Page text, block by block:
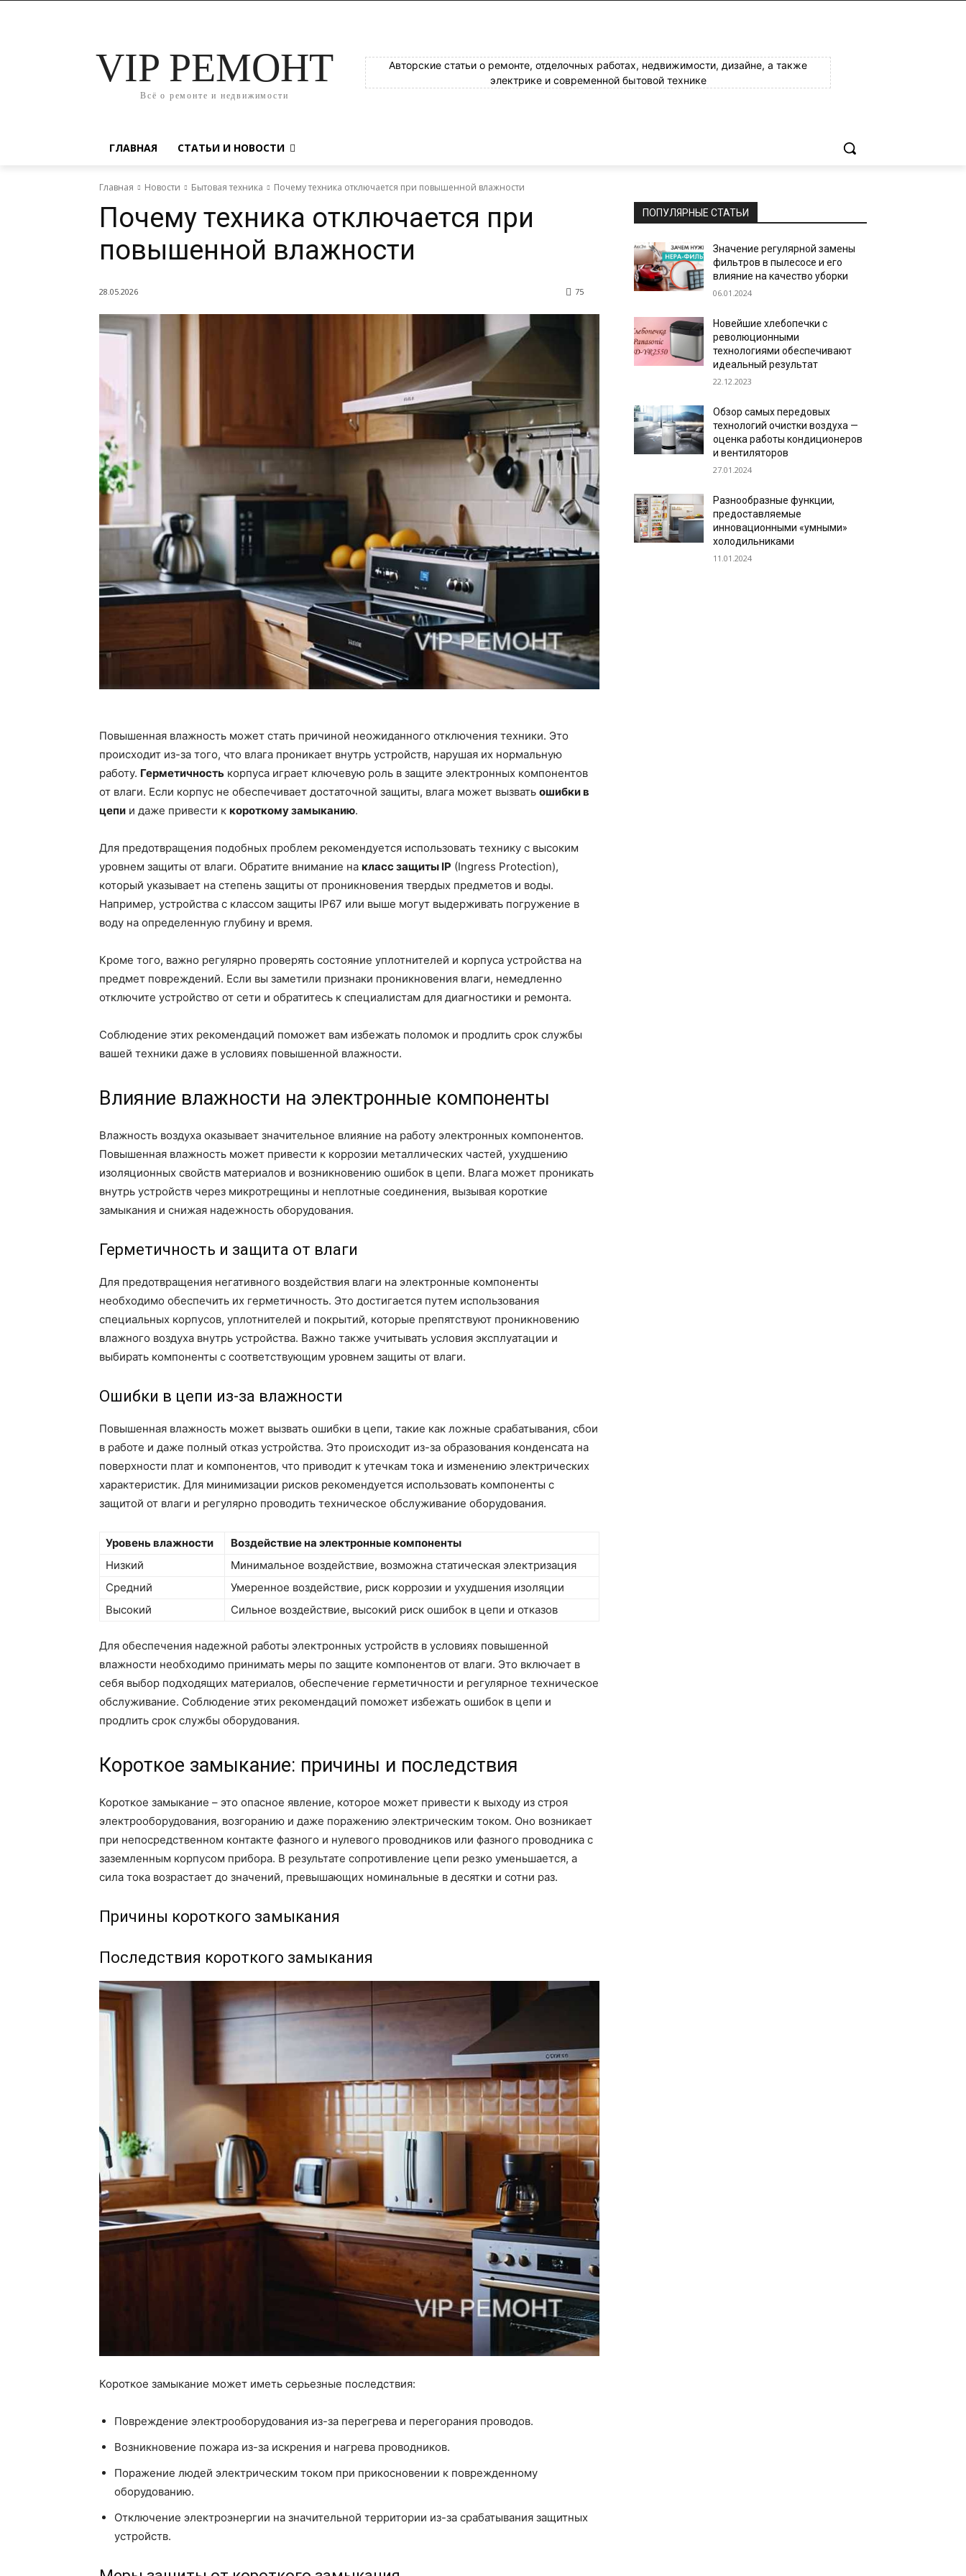
VIP РЕМОНТ
Всё о ремонте и недвижимости
Авторские статьи о ремонте, отделочных работах, недвижимости, дизайне, а также
электрике и современной бытовой технике
ГЛАВНАЯ СТАТЬИ И НОВОСТИ
Главная Новости Бытовая техника Почему техника отключается при повышенной влажности
Почему техника отключается при
повышенной влажности
28.05.2026 75
Повышенная влажность может стать причиной неожиданного отключения техники. Это
происходит из-за того, что влага проникает внутрь устройств, нарушая их нормальную
работу. Герметичность корпуса играет ключевую роль в защите электронных компонентов
от влаги. Если корпус не обеспечивает достаточной защиты, влага может вызвать ошибки в
цепи и даже привести к короткому замыканию.
Для предотвращения подобных проблем рекомендуется использовать технику с высоким
уровнем защиты от влаги. Обратите внимание на класс защиты IP (Ingress Protection),
который указывает на степень защиты от проникновения твердых предметов и воды.
Например, устройства с классом защиты IP67 или выше могут выдерживать погружение в
воду на определенную глубину и время.
Кроме того, важно регулярно проверять состояние уплотнителей и корпуса устройства на
предмет повреждений. Если вы заметили признаки проникновения влаги, немедленно
отключите устройство от сети и обратитесь к специалистам для диагностики и ремонта.
Соблюдение этих рекомендаций поможет вам избежать поломок и продлить срок службы
вашей техники даже в условиях повышенной влажности.
Влияние влажности на электронные компоненты
Влажность воздуха оказывает значительное влияние на работу электронных компонентов.
Повышенная влажность может привести к коррозии металлических частей, ухудшению
изоляционных свойств материалов и возникновению ошибок в цепи. Влага может проникать
внутрь устройств через микротрещины и неплотные соединения, вызывая короткие
замыкания и снижая надежность оборудования.
Герметичность и защита от влаги
Для предотвращения негативного воздействия влаги на электронные компоненты
необходимо обеспечить их герметичность. Это достигается путем использования
специальных корпусов, уплотнителей и покрытий, которые препятствуют проникновению
влажного воздуха внутрь устройства. Важно также учитывать условия эксплуатации и
выбирать компоненты с соответствующим уровнем защиты от влаги.
Ошибки в цепи из-за влажности
Повышенная влажность может вызвать ошибки в цепи, такие как ложные срабатывания, сбои
в работе и даже полный отказ устройства. Это происходит из-за образования конденсата на
поверхности плат и компонентов, что приводит к утечкам тока и изменению электрических
характеристик. Для минимизации рисков рекомендуется использовать компоненты с
защитой от влаги и регулярно проводить техническое обслуживание оборудования.
Уровень влажности
Воздействие на электронные компоненты
Низкий
Минимальное воздействие, возможна статическая электризация
Средний
Умеренное воздействие, риск коррозии и ухудшения изоляции
Высокий
Сильное воздействие, высокий риск ошибок в цепи и отказов
Для обеспечения надежной работы электронных устройств в условиях повышенной
влажности необходимо принимать меры по защите компонентов от влаги. Это включает в
себя выбор подходящих материалов, обеспечение герметичности и регулярное техническое
обслуживание. Соблюдение этих рекомендаций поможет избежать ошибок в цепи и
продлить срок службы оборудования.
Короткое замыкание: причины и последствия
Короткое замыкание – это опасное явление, которое может привести к выходу из строя
электрооборудования, возгоранию и даже поражению электрическим током. Оно возникает
при непосредственном контакте фазного и нулевого проводников или фазного проводника с
заземленным корпусом прибора. В результате сопротивление цепи резко уменьшается, а
сила тока возрастает до значений, превышающих номинальные в десятки и сотни раз.
Причины короткого замыкания
Последствия короткого замыкания
Короткое замыкание может иметь серьезные последствия:
Повреждение электрооборудования из-за перегрева и перегорания проводов.
Возникновение пожара из-за искрения и нагрева проводников.
Поражение людей электрическим током при прикосновении к поврежденному
оборудованию.
Отключение электроэнергии на значительной территории из-за срабатывания защитных
устройств.
ПОПУЛЯРНЫЕ СТАТЬИ
Значение регулярной замены
фильтров в пылесосе и его
влияние на качество уборки
06.01.2024
Новейшие хлебопечки с
революционными
технологиями обеспечивают
идеальный результат
22.12.2023
Обзор самых передовых
технологий очистки воздуха —
оценка работы кондиционеров
и вентиляторов
27.01.2024
Разнообразные функции,
предоставляемые
инновационными «умными»
холодильниками
11.01.2024